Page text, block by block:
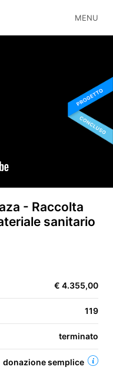
MENU
- Raccolta
sanitario
€ 4.355,00
119
terminato
donazione semplice